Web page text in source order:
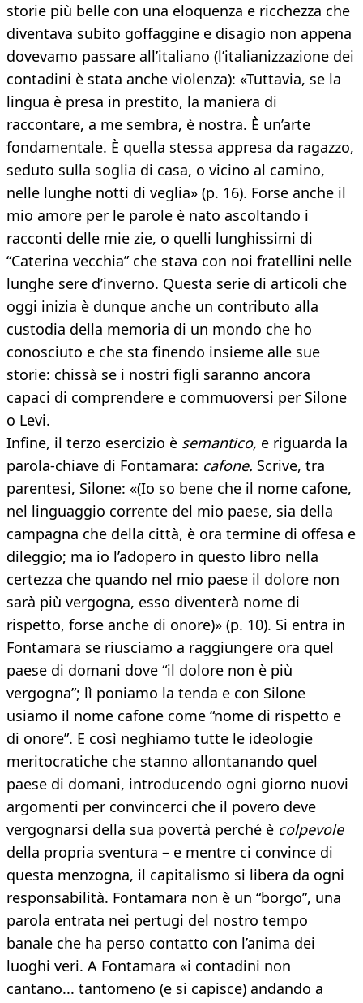
storie più belle con una eloquenza e ricchezza che
diventava subito goffaggine e disagio non appena
dovevamo passare all’italiano (l’italianizzazione dei
contadini è stata anche violenza): «Tuttavia, se la
lingua è presa in prestito, la maniera di
raccontare, a me sembra, è nostra. È un’arte
fondamentale. È quella stessa appresa da ragazzo,
seduto sulla soglia di casa, o vicino al camino,
nelle lunghe notti di veglia» (p. 16). Forse anche il
mio amore per le parole è nato ascoltando i
racconti delle mie zie, o quelli lunghissimi di
“Caterina vecchia” che stava con noi fratellini nelle
lunghe sere d’inverno. Questa serie di articoli che
oggi inizia è dunque anche un contributo alla
custodia della memoria di un mondo che ho
conosciuto e che sta finendo insieme alle sue
storie: chissà se i nostri figli saranno ancora
capaci di comprendere e commuoversi per Silone
o Levi.
Infine, il terzo esercizio è semantico, e riguarda la
parola-chiave di Fontamara: cafone. Scrive, tra
parentesi, Silone: «(Io so bene che il nome cafone,
nel linguaggio corrente del mio paese, sia della
campagna che della città, è ora termine di offesa e
dileggio; ma io l’adopero in questo libro nella
certezza che quando nel mio paese il dolore non
sarà più vergogna, esso diventerà nome di
rispetto, forse anche di onore)» (p. 10). Si entra in
Fontamara se riusciamo a raggiungere ora quel
paese di domani dove “il dolore non è più
vergogna”; lì poniamo la tenda e con Silone
usiamo il nome cafone come “nome di rispetto e
di onore”. E così neghiamo tutte le ideologie
meritocratiche che stanno allontanando quel
paese di domani, introducendo ogni giorno nuovi
argomenti per convincerci che il povero deve
vergognarsi della sua povertà perché è colpevole
della propria sventura – e mentre ci convince di
questa menzogna, il capitalismo si libera da ogni
responsabilità. Fontamara non è un “borgo”, una
parola entrata nei pertugi del nostro tempo
banale che ha perso contatto con l’anima dei
luoghi veri. A Fontamara «i contadini non
cantano... tantomeno (e si capisce) andando a